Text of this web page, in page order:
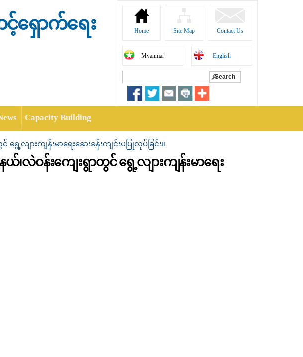
င့်ရှောက်ရေး
Home Site Map Contact Us
Myanmar English
Search form
Capacity Building
လျားကျန်းမာရေးဆေးခန်းကျင်းပပြုလုပ်ခြင်း။
လဲဝန်းကျေးရွာတွင် ရွေ့လျားကျန်းမာရေး